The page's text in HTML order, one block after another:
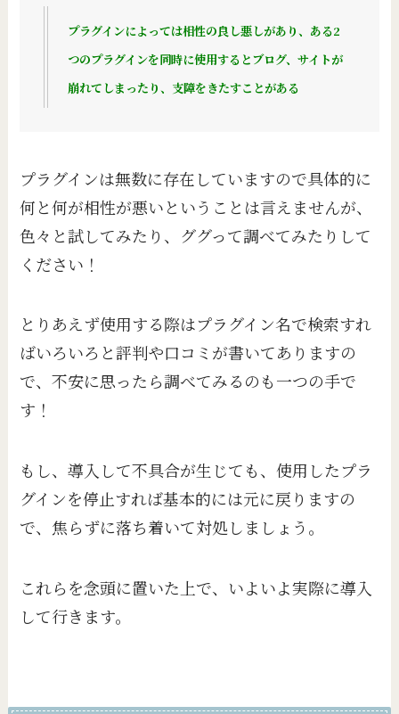
プラグインによっては相性の良し悪しがあり、ある2
つのプラグインを同時に使用するとブログ、サイトが
崩れてしまったり、支障をきたすことがある
プラグインは無数に存在していますので具体的に
何と何が相性が悪いということは言えませんが、
色々と試してみたり、ググって調べてみたりして
ください！
とりあえず使用する際はプラグイン名で検索すれ
ばいろいろと評判や口コミが書いてありますの
で、不安に思ったら調べてみるのも一つの手で
す！
もし、導入して不具合が生じても、使用したプラ
グインを停止すれば基本的には元に戻りますの
で、焦らずに落ち着いて対処しましょう。
これらを念頭に置いた上で、いよいよ実際に導入
して行きます。